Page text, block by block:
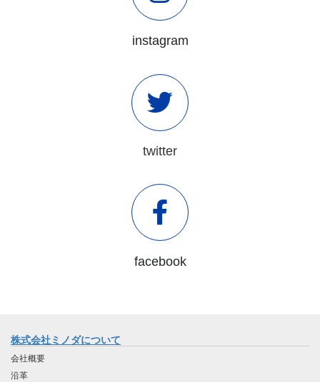
instagram
twitter
facebook
株式会社ミノダについて
会社概要
沿革